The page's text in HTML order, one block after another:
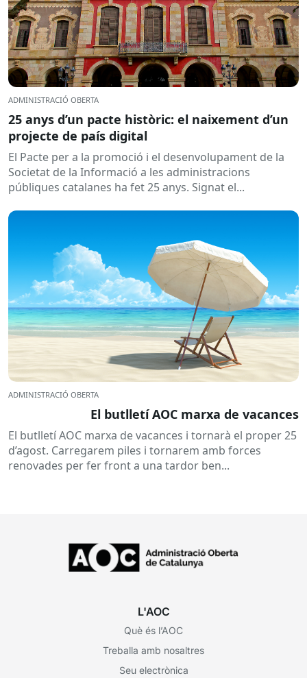
ADMINISTRACIÓ OBERTA
25 anys d’un pacte històric: el naixement d’un
projecte de país digital
El Pacte per a la promoció i el desenvolupament de la
Societat de la Informació a les administracions
públiques catalanes ha fet 25 anys. Signat el...
ADMINISTRACIÓ OBERTA
El butlletí AOC marxa de vacances
El butlletí AOC marxa de vacances i tornarà el proper 25
d’agost. Carregarem piles i tornarem amb forces
renovades per fer front a una tardor ben...
L'AOC
Què és l’AOC
Treballa amb nosaltres
Seu electrònica